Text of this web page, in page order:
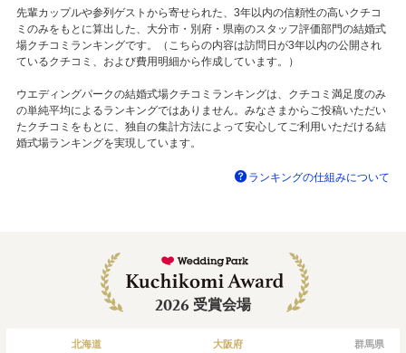
先輩カップルや参列ゲストから寄せられた、3年以内の信頼性の高いクチコ
ミのみをもとに算出した、大分市・別府・県南のスタッフ評価部門の結婚式
場クチコミランキングです。（こちらの内容は訪問日が3年以内の公開され
ているクチコミ、および費用明細から作成しています。）
ウエディングパークの結婚式場クチコミランキングは、クチコミ満足度のみ
の単純平均によるランキングではありません。みなさまからご投稿いただい
たクチコミをもとに、独自の集計方法によって安心してご利用いただける結
婚式場ランキングを実現しています。
ランキングの仕組みについて
2026 受賞会場
北海道 大阪府 群馬県